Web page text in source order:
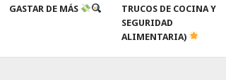
GASTAR DE MÁS
TRUCOS DE COCINA Y
SEGURIDAD
ALIMENTARIA)